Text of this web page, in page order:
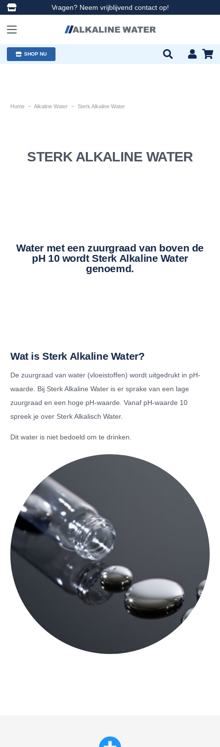
Vragen? Neem vrijblijvend contact op!
SHOP NU
Home ~ Alkaline Water ~ Sterk Alkaline Water
STERK ALKALINE WATER
Water met een zuurgraad van boven de
pH 10 wordt Sterk Alkaline Water
genoemd.
Wat is Sterk Alkaline Water?
De zuurgraad van water (vloeistoffen) wordt uitgedrukt in pH-
waarde. Bij Sterk Alkaline Water is er sprake van een lage
zuurgraad en een hoge pH-waarde. Vanaf pH-waarde 10
spreek je over Sterk Alkalisch Water.
Dit water is niet bedoeld om te drinken.